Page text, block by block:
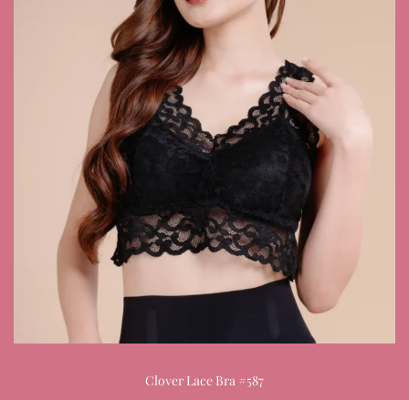
Clover Lace Bra #587